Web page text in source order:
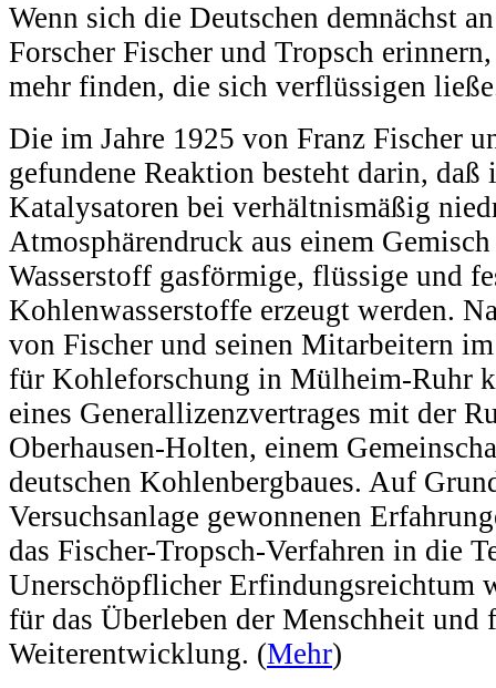
Wenn sich die Deutschen demnächst
Forscher Fischer und Tropsch
mehr finden, die sich verflüssigen
Die im Jahre 1925 von Franz Fischer
gefundene Reaktion besteht darin, daß
Katalysatoren bei verhältnismäßig
Atmosphärendruck aus einem
Wasserstoff gasförmige, flüssige und
Kohlenwasserstoffe erzeugt werden.
von Fischer und seinen Mitarbeitern
für Kohleforschung in Mülheim-Ruhr
eines Generallizenzvertrages mit der
Oberhausen-Holten, einem
deutschen Kohlenbergbaues. Auf
Versuchsanlage gewonnenen
das Fischer-Tropsch-Verfahren in die
Unerschöpflicher Erfindungsreichtum
für das Überleben der Menschheit und
Weiterentwicklung. (Mehr)